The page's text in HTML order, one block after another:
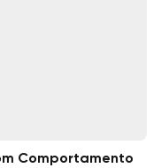
Comportamento